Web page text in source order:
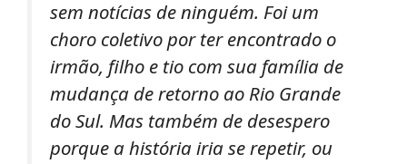
sem notícias de ninguém. Foi um
choro coletivo por ter encontrado o
irmão, filho e tio com sua família de
mudança de retorno ao Rio Grande
do Sul. Mas também de desespero
porque a história iria se repetir, ou